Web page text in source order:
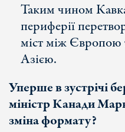
Таким чином
периферії
міст між
Азією.
Уперше в зустрічі
міністр Канади
зміна формату?